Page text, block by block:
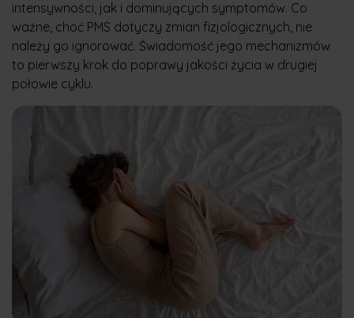
intensywności, jak i dominujących symptomów. Co
ważne, choć PMS dotyczy zmian fizjologicznych, nie
należy go ignorować. Świadomość jego mechanizmów
to pierwszy krok do poprawy jakości życia w drugiej
połowie cyklu.